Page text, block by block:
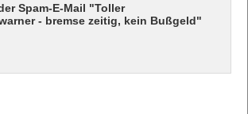
Spam-E-Mail "Toller
- bremse zeitig, kein Bußgeld"